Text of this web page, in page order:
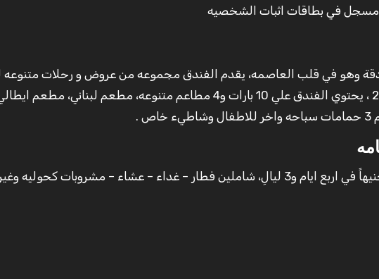
مسجل في بطاقات اثبات الشخصيه
كم من مطار الغردقة وهو في قلب العاصمه، يقدم الفندق مجموعه من عروض و رحلات
مختلف الفئات والازواق مواكبا العام 2020 ، يحتوي الفندق علي 10 بارات و4 مطاعم متنوعه، مطعم
.
تكلفك الاقامه في فندق دزرت روز 3500 جنيهاً في اربع ايام و3 ليالِ، شاملين فطار – غداء – عشاء – مشروبات